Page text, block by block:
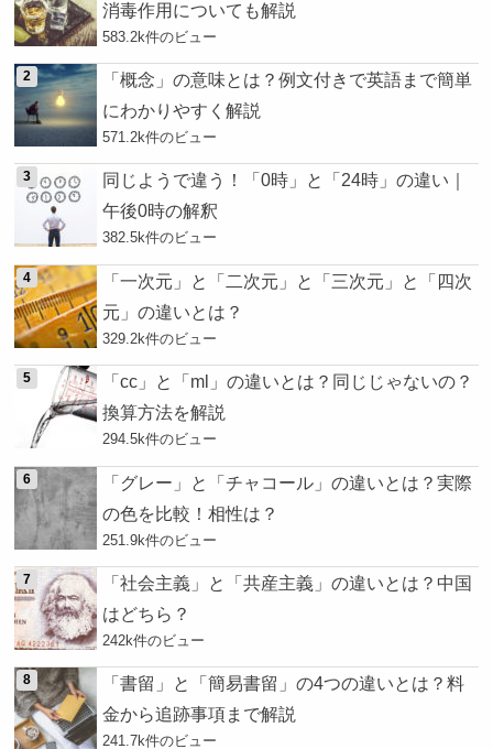
消毒作用についても解説
583.2k件のビュー
「概念」の意味とは？例文付きで英語まで簡単
にわかりやすく解説
571.2k件のビュー
同じようで違う！「0時」と「24時」の違い｜
午後0時の解釈
382.5k件のビュー
「一次元」と「二次元」と「三次元」と「四次
元」の違いとは？
329.2k件のビュー
「cc」と「ml」の違いとは？同じじゃないの？
換算方法を解説
294.5k件のビュー
「グレー」と「チャコール」の違いとは？実際
の色を比較！相性は？
251.9k件のビュー
「社会主義」と「共産主義」の違いとは？中国
はどちら？
242k件のビュー
「書留」と「簡易書留」の4つの違いとは？料
金から追跡事項まで解説
241.7k件のビュー